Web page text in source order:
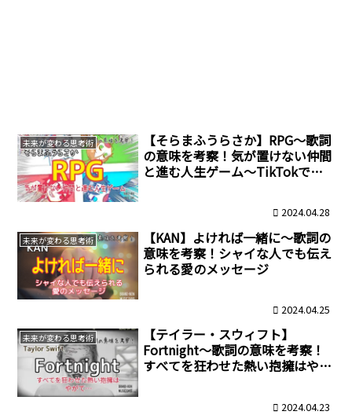
未来が変わる思考術
【そらまふうらさか】RPG～歌詞
の意味を考察！気が置けない仲間
と進む人生ゲーム～TikTokで大
2024.04.28
未来が変わる思考術
【KAN】よければ一緒に～歌詞の
意味を考察！シャイな人でも伝え
られる愛のメッセージ
2024.04.25
未来が変わる思考術
【テイラー・スウィフト】
Fortnight～歌詞の意味を考察！
すべてを狂わせた熱い抱擁はやが
2024.04.23